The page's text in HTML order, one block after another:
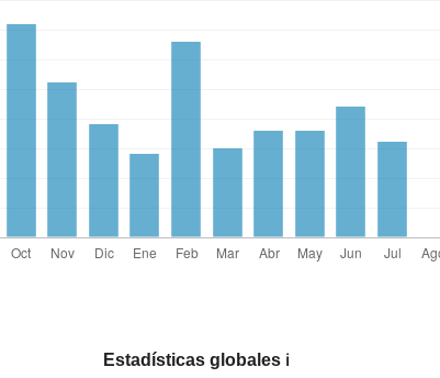
Estadísticas globales ℹ️